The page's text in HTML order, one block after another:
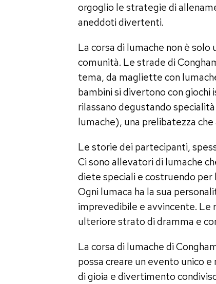
orgoglio le strategie di
aneddoti divertenti.
La corsa di lumache non è
comunità. Le strade di
tema, da magliette con
bambini si divertono con
rilassano degustando
lumache), una prelibatezza
Le storie dei partecipanti,
Ci sono allevatori di lumache
diete speciali e costruendo per
Ogni lumaca ha la sua
imprevedibile e avvincente. Le
ulteriore strato di dramma e
La corsa di lumache di
possa creare un evento unico
di gioia e divertimento